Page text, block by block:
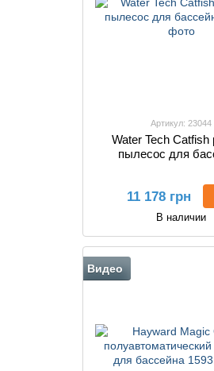
Артикул: 23044
Water Tech Catfish
пылесос для
11 178 грн
В наличии
Видео